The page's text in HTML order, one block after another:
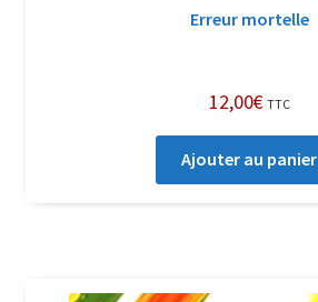
Erreur mortelle
12,00€ TTC
Ajouter au panier